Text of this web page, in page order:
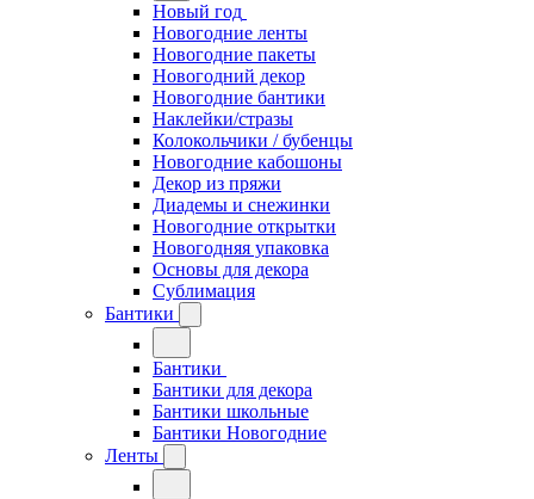
Новый год
Новогодние ленты
Новогодние пакеты
Новогодний декор
Новогодние бантики
Наклейки/стразы
Колокольчики / бубенцы
Новогодние кабошоны
Декор из пряжи
Диадемы и снежинки
Новогодние открытки
Новогодняя упаковка
Основы для декора
Сублимация
Бантики
Бантики
Бантики для декора
Бантики школьные
Бантики Новогодние
Ленты